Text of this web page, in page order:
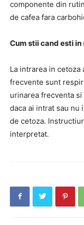
componente din
de cafea fara
Cum stii cand esti
La intrarea in
frecvente sunt
urinarea frecventa
daca ai intrat sau nu
de cetoza.
interpretat.